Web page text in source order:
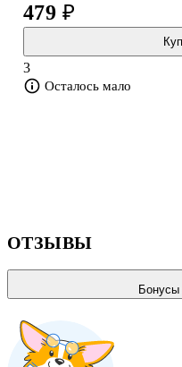
479 ₽
3
Осталось мало
ОТЗЫВЫ
Бонусы